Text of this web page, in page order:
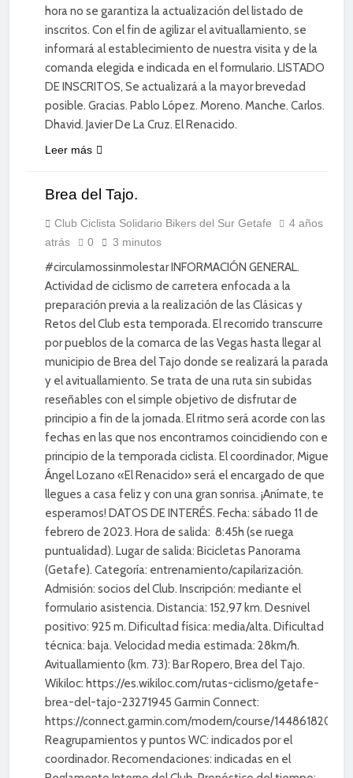
hora no se garantiza la actualización del listado de
inscritos. Con el fin de agilizar el avituallamiento, se
informará al establecimiento de nuestra visita y de la
comanda elegida e indicada en el formulario. LISTADO
DE INSCRITOS, Se actualizará a la mayor brevedad
posible. Gracias. Pablo López. Moreno. Manche. Carlos.
Dhavid. Javier De La Cruz. El Renacido.
Leer más
CARRETERA
DIVERSIÓN
ENTRENAMIENTO
Brea del Tajo.
Club Ciclista Solidario Bikers del Sur Getafe
4 años
atrás
0 3 minutos
#circulamossinmolestar INFORMACIÓN GENERAL.
Actividad de ciclismo de carretera enfocada a la
preparación previa a la realización de las Clásicas y
Retos del Club esta temporada. El recorrido transcurre
por pueblos de la comarca de las Vegas hasta llegar al
municipio de Brea del Tajo donde se realizará la parada
y el avituallamiento. Se trata de una ruta sin subidas
reseñables con el simple objetivo de disfrutar de
principio a fin de la jornada. El ritmo será acorde con las
fechas en las que nos encontramos coincidiendo con el
principio de la temporada ciclista. El coordinador, Miguel
Ángel Lozano «El Renacido» será el encargado de que
llegues a casa feliz y con una gran sonrisa. ¡Anímate, te
esperamos! DATOS DE INTERÉS. Fecha: sábado 11 de
febrero de 2023. Hora de salida: 8:45h (se ruega
puntualidad). Lugar de salida: Bicicletas Panorama
(Getafe). Categoría: entrenamiento/capilarización.
Admisión: socios del Club. Inscripción: mediante el
formulario asistencia. Distancia: 152,97 km. Desnivel
positivo: 925 m. Dificultad física: media/alta. Dificultad
técnica: baja. Velocidad media estimada: 28km/h.
Avituallamiento (km. 73): Bar Ropero, Brea del Tajo.
Wikiloc: https://es.wikiloc.com/rutas-ciclismo/getafe-
brea-del-tajo-23271945 Garmin Connect:
https://connect.garmin.com/modern/course/144861820
Reagrupamientos y puntos WC: indicados por el
coordinador. Recomendaciones: indicadas en el